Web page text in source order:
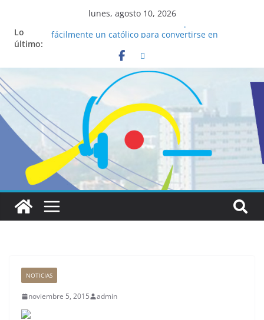
lunes, agosto 10, 2026
Lo
último:
La ciencia desvela los 5 secretos que tiene
Pop Up Market atrae a cientos de visitantes y
dinamiza la economía local
Salud mental a la mesa: la importancia de
hablarlo en familia
Lo que tienen en común la nueva Película Toy
Story 5 y el Papa León XIV
Realizadores de Vox Dei fortalecen su identidad
institucional y habilidades en comunicación
visual
NOTICIAS
noviembre 5, 2015 admin